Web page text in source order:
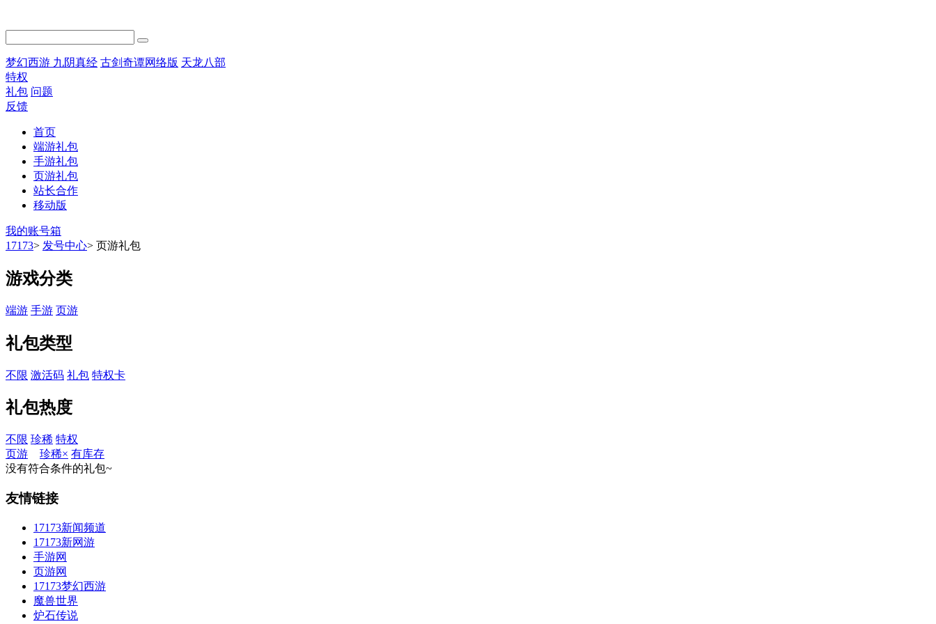
梦幻西游 九阴真经 古剑奇谭网络版 天龙八部
特权
礼包 问题
反馈
首页
端游礼包
手游礼包
页游礼包
站长合作
移动版
我的账号箱
17173> 发号中心> 页游礼包
游戏分类
端游 手游 页游
礼包类型
不限 激活码 礼包 特权卡
礼包热度
不限 珍稀 特权
页游
珍稀× 有库存
没有符合条件的礼包~
友情链接
17173新闻频道
17173新网游
手游网
页游网
17173梦幻西游
魔兽世界
炉石传说